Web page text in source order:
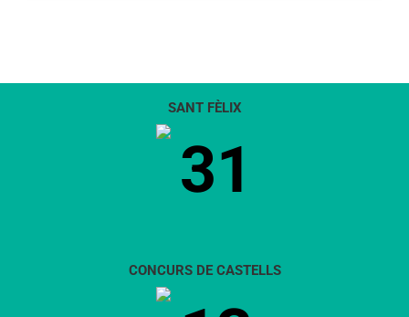
SANT FÈLIX
31
CONCURS DE CASTELLS